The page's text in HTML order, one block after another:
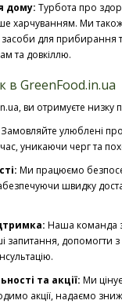
дому: Турбота про
харчуванням. Ми
засоби для прибирання
та довкіллю.
в GreenFood.in.ua
ви отримуєте низку
Замовляйте улюблені
уникаючи черг та
Ми працюємо
швидку
Наша команда
запитання, допомогти
та акції: Ми
акції, надаємо